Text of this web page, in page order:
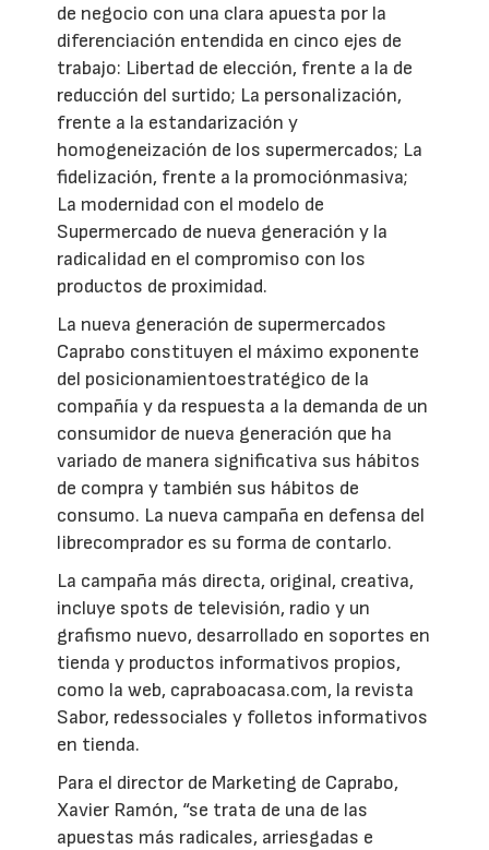
de negocio con una clara apuesta por la
diferenciación entendida en cinco ejes de
trabajo: Libertad de elección, frente a la de
reducción del surtido; La personalización,
frente a la estandarización y
homogeneización de los supermercados; La
fidelización, frente a la promociónmasiva;
La modernidad con el modelo de
Supermercado de nueva generación y la
radicalidad en el compromiso con los
productos de proximidad.
La nueva generación de supermercados
Caprabo constituyen el máximo exponente
del posicionamientoestratégico de la
compañía y da respuesta a la demanda de un
consumidor de nueva generación que ha
variado de manera significativa sus hábitos
de compra y también sus hábitos de
consumo. La nueva campaña en defensa del
librecomprador es su forma de contarlo.
La campaña más directa, original, creativa,
incluye spots de televisión, radio y un
grafismo nuevo, desarrollado en soportes en
tienda y productos informativos propios,
como la web, capraboacasa.com, la revista
Sabor, redessociales y folletos informativos
en tienda.
Para el director de Marketing de Caprabo,
Xavier Ramón, “se trata de una de las
apuestas más radicales, arriesgadas e